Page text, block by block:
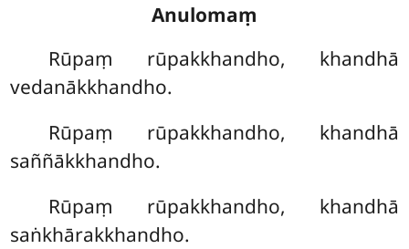
Anulomaṃ
Rūpaṃ rūpakkhandho, khandhā
vedanākkhandho.
Rūpaṃ rūpakkhandho, khandhā
saññākkhandho.
Rūpaṃ rūpakkhandho, khandhā
saṅkhārakkhandho.